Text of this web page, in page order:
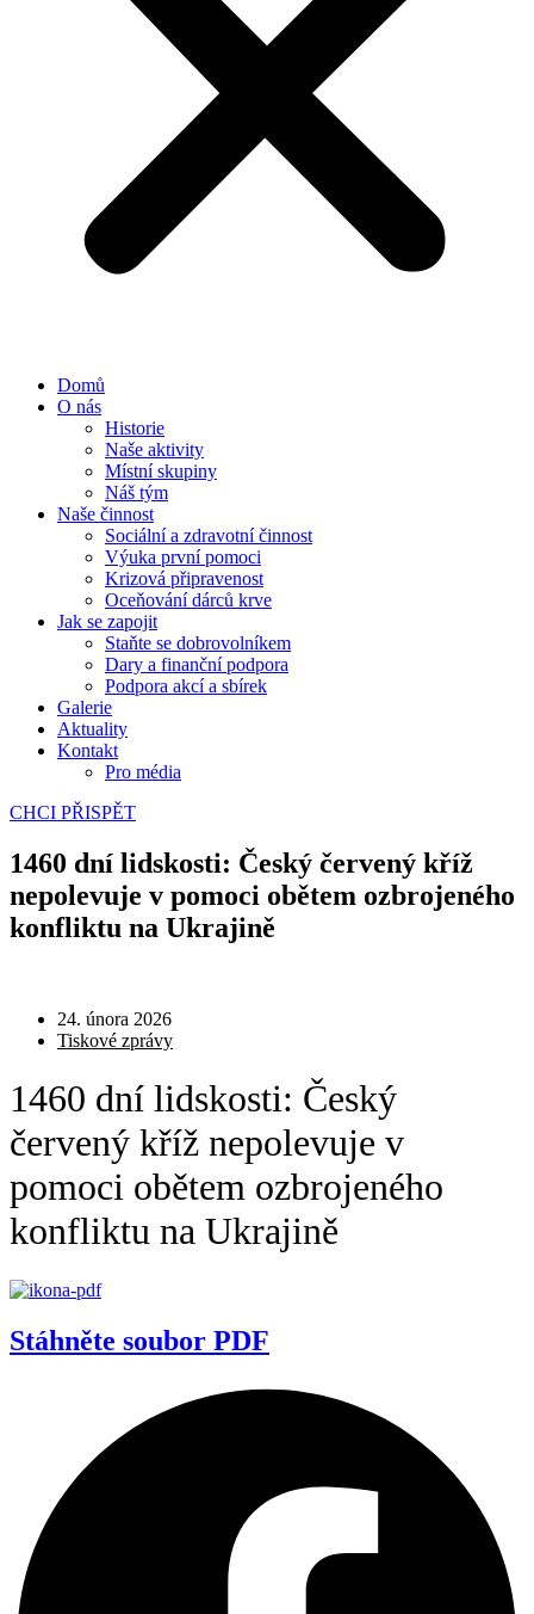
Domů
O nás
Historie
Naše aktivity
Místní skupiny
Náš tým
Naše činnost
Sociální a zdravotní činnost
Výuka první pomoci
Krizová připravenost
Oceňování dárců krve
Jak se zapojit
Staňte se dobrovolníkem
Dary a finanční podpora
Podpora akcí a sbírek
Galerie
Aktuality
Kontakt
Pro média
CHCI PŘISPĚT
1460 dní lidskosti: Český červený kříž
nepolevuje v pomoci obětem ozbrojeného
konfliktu na Ukrajině
24. února 2026
Tiskové zprávy
1460 dní lidskosti: Český
červený kříž nepolevuje v
pomoci obětem ozbrojeného
konfliktu na Ukrajině
Stáhněte soubor PDF